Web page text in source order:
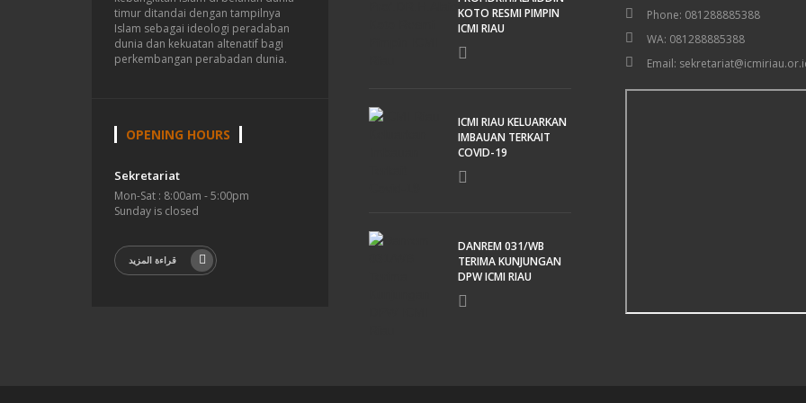
timur ditandai dengan tampilnya
Islam sebagai ideologi peradaban
dunia dan kekuatan altenatif bagi
perkembangan perabadan dunia.
OPENING HOURS
Sekretariat
Mon-Sat : 8:00am - 5:00pm
Sunday is closed
KOTO RESMI PIMPIN
ICMI RIAU
ICMI RIAU KELUARKAN
IMBAUAN TERKAIT
COVID-19
DANREM 031/WB
TERIMA KUNJUNGAN
DPW ICMI RIAU
Phone: 081288885388
WA: 081288885388
Email: